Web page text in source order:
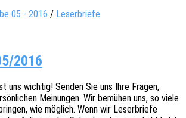
05 - 2016 / Leserbriefe
2016
uns wich­tig! Senden Sie uns Ihre Fragen,
Meinun­gen. Wir bemü­hen uns, so viele
wie möglich. Wenn wir Leser­brie­fe